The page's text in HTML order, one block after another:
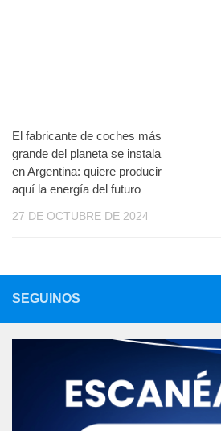
El fabricante de coches más
grande del planeta se instala
en Argentina: quiere producir
aquí la energía del futuro
27 DE OCTUBRE DE 2024
SEGUINOS